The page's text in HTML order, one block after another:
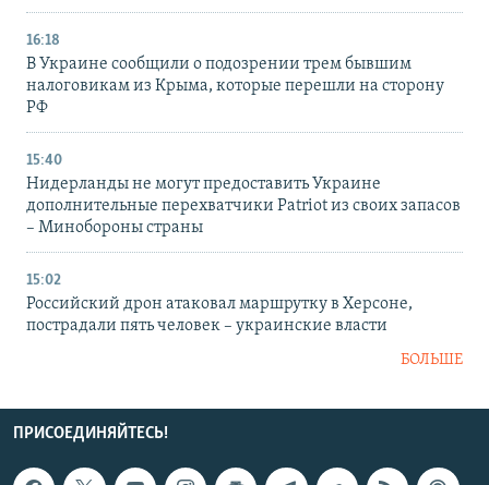
16:18
В Украине сообщили о подозрении трем бывшим
налоговикам из Крыма, которые перешли на сторону
РФ
15:40
Нидерланды не могут предоставить Украине
дополнительные перехватчики Patriot из своих запасов
– Минобороны страны
15:02
Российский дрон атаковал маршрутку в Херсоне,
пострадали пять человек – украинские власти
БОЛЬШЕ
ПРИСОЕДИНЯЙТЕСЬ!